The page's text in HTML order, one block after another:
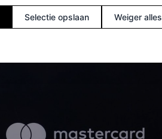
Selectie opslaan Weiger alles